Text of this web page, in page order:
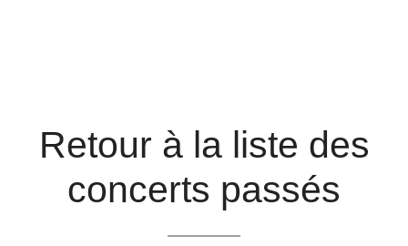
Retour à la liste des
concerts passés